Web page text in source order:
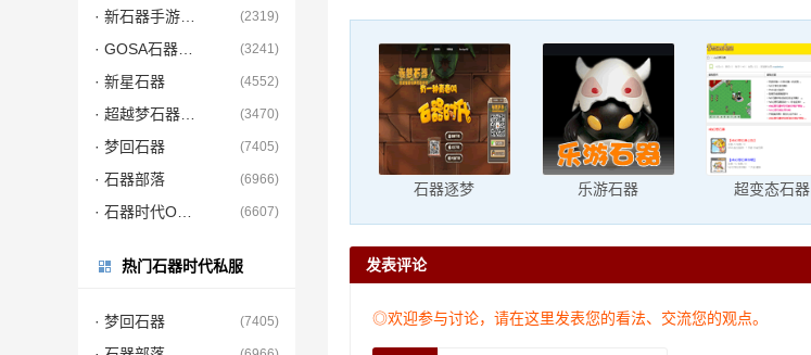
石器逐梦 乐游石器 超变态石器
发表评论
◎欢迎参与讨论，请在这里发表您的看法、交流您的观点。
(2319)
(3241)
· 新星石器 (4552)
(3470)
· 梦回石器 (7405)
· 石器部落 (6966)
(6607)
热门石器时代私服
· 梦回石器 (7405)